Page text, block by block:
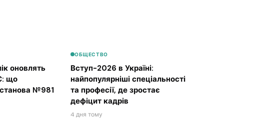
оновлять
що
№981
ОБЩЕСТВО
Вступ-2026 в Україні:
найпопулярніші спеціальності
та професії, де зростає
дефіцит кадрів
4 дня тому